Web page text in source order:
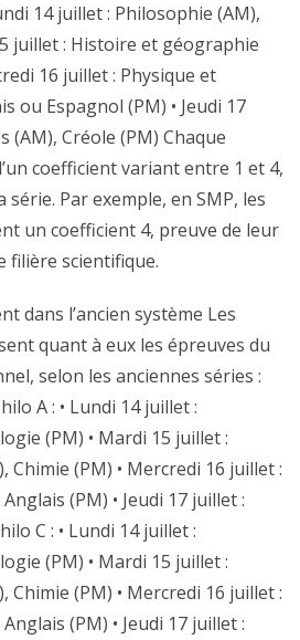
14 juillet : Philosophie (AM),
juillet : Histoire et géographie
16 juillet : Physique et
ou Espagnol (PM) • Jeudi 17
(AM), Créole (PM) Chaque
coefficient variant entre 1 et 4,
Par exemple, en SMP, les
un coefficient 4, preuve de leur
filière scientifique.
dans l’ancien système Les
quant à eux les épreuves du
selon les anciennes séries :
A : • Lundi 14 juillet :
(PM) • Mardi 15 juillet :
Chimie (PM) • Mercredi 16 juillet :
(PM) • Jeudi 17 juillet :
C : • Lundi 14 juillet :
(PM) • Mardi 15 juillet :
Chimie (PM) • Mercredi 16 juillet :
(PM) • Jeudi 17 juillet :